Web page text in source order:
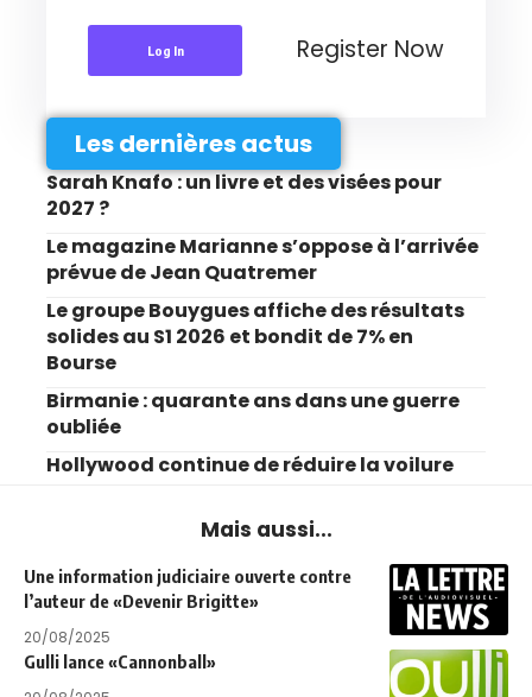
Log In Register Now
Les dernières actus
Sarah Knafo : un livre et des visées pour
2027 ?
Le magazine Marianne s’oppose à l’arrivée
prévue de Jean Quatremer
Le groupe Bouygues affiche des résultats
solides au S1 2026 et bondit de 7% en
Bourse
Birmanie : quarante ans dans une guerre
oubliée
Hollywood continue de réduire la voilure
Mais aussi...
Une information judiciaire ouverte contre
l’auteur de «Devenir Brigitte»
20/08/2025
Gulli lance «Cannonball»